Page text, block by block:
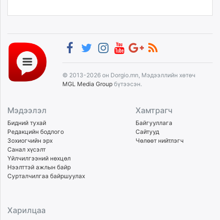
© 2013-2026 он Dorgio.mn, Мэдээллийн хөтөч
MGL Media Group бүтээсэн.
Мэдээлэл
Бидний тухай
Редакцийн бодлого
Зохиогчийн эрх
Санал хүсэлт
Үйлчилгээний нөхцөл
Нээлттэй ажлын байр
Сурталчилгаа байршуулах
Хамтрагч
Байгууллага
Сайтууд
Чөлөөт нийтлэгч
Харилцаа